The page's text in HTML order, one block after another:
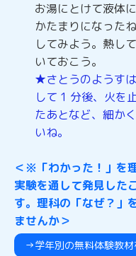
お湯にとけて液体
かたまりになった
してみよう。熱し
いておこう。
★さとうのようす
して 1 分後、火を
たあとなど、細か
いね。
＜※「わかった！」を
実験を通して発見した
す。理科の「なぜ？」
ませんか＞
→学年別の無料体験教材